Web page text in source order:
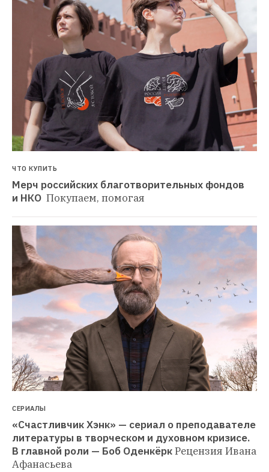
ЧТО КУПИТЬ
Мерч российских благотворительных фондов
и НКО Покупаем, помогая
СЕРИАЛЫ
«Счастливчик Хэнк» — сериал о преподавателе
литературы в творческом и духовном кризисе.
В главной роли — Боб ОденкёркРецензия Ивана
Афанасьева